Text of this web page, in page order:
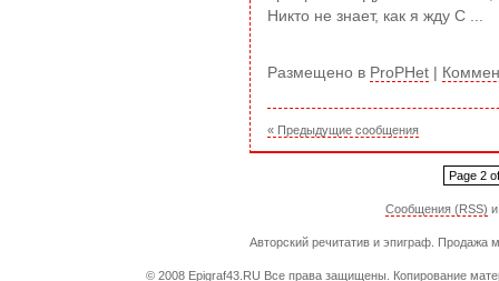
Никто не знает, как я жду С ...
Размещено в ProPHet
« Предыдущие сообщения
Page 2
Сообщения (RSS)
Авторский речитатив и эпиграф. Продажа
© 2008 Epigraf43.RU Все права защищены. Копирование